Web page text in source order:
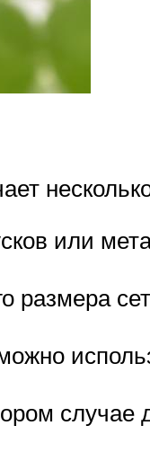
или
случае